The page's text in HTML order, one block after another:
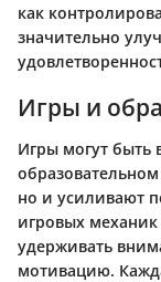
как
значительно
Игры и
Игры могут быть
но и усиливают
игровых
удерживать
мотивацию.